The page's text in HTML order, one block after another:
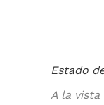
Estado
A la